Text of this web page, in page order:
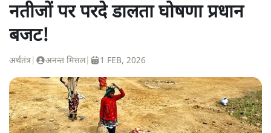
नतीजों पर परदे डालता घोषणा प्रधान
बजट!
अर्थतंत्र अनन्त मित्तल| 1 FEB, 2026